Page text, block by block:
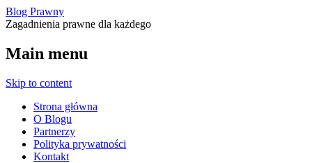
Blog Prawny
Zagadnienia prawne dla każdego
Main menu
Skip to content
Strona główna
O Blogu
Partnerzy
Polityka prywatności
Kontakt